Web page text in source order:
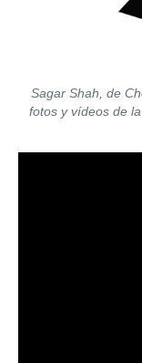
Sagar Shah, de
fotos y vídeos de